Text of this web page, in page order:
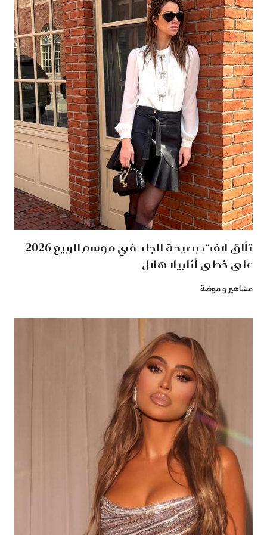
تألق لافت بصيحة الجلد في موسم الربيع 2026
على خطى أنابيلا هلال
مشاهير و موضة